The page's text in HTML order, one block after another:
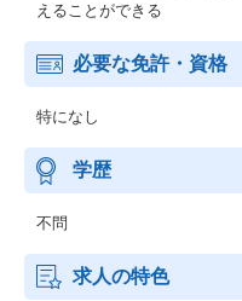
えることができる
必要な免許・資格
特になし
学歴
不問
求人の特色